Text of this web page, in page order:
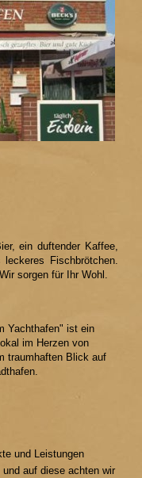
ein duftender Kaffee,
Fischbrötchen.
sorgen für Ihr Wohl.
Yachthafen" ist ein
im Herzen von
traumhaften Blick auf
und Leistungen
auf diese achten wir